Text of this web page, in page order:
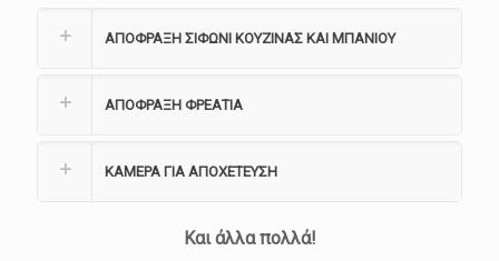
ΑΠΟΦΡΑΞΗ ΣΙΦΩΝΙ ΚΟΥΖΙΝΑΣ ΚΑΙ ΜΠΑΝΙΟΥ
ΑΠΟΦΡΑΞΗ ΦΡΕΑΤΙΑ
ΚΑΜΕΡΑ ΓΙΑ ΑΠΟΧΕΤΕΥΣΗ
Και άλλα πολλά!